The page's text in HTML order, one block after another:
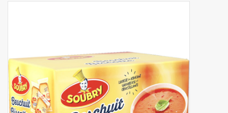
Aperitiefkoekjes
Botanicals